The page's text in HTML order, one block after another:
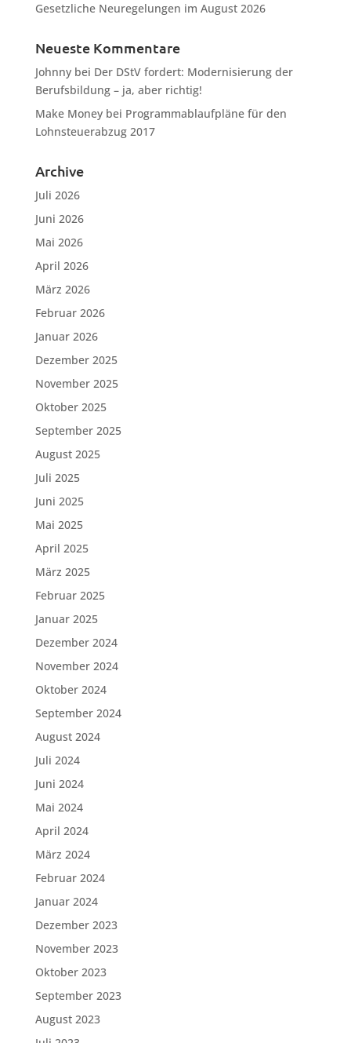
Gesetzliche Neuregelungen im August 2026
Neueste Kommentare
Johnnybei Der DStV fordert: Modernisierung der
Berufsbildung – ja, aber richtig!
Make Moneybei Programmablaufpläne für den
Lohnsteuerabzug 2017
Archive
Juli 2026
Juni 2026
Mai 2026
April 2026
März 2026
Februar 2026
Januar 2026
Dezember 2025
November 2025
Oktober 2025
September 2025
August 2025
Juli 2025
Juni 2025
Mai 2025
April 2025
März 2025
Februar 2025
Januar 2025
Dezember 2024
November 2024
Oktober 2024
September 2024
August 2024
Juli 2024
Juni 2024
Mai 2024
April 2024
März 2024
Februar 2024
Januar 2024
Dezember 2023
November 2023
Oktober 2023
September 2023
August 2023